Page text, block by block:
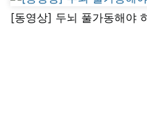
[동영상] 두뇌 풀가동해야